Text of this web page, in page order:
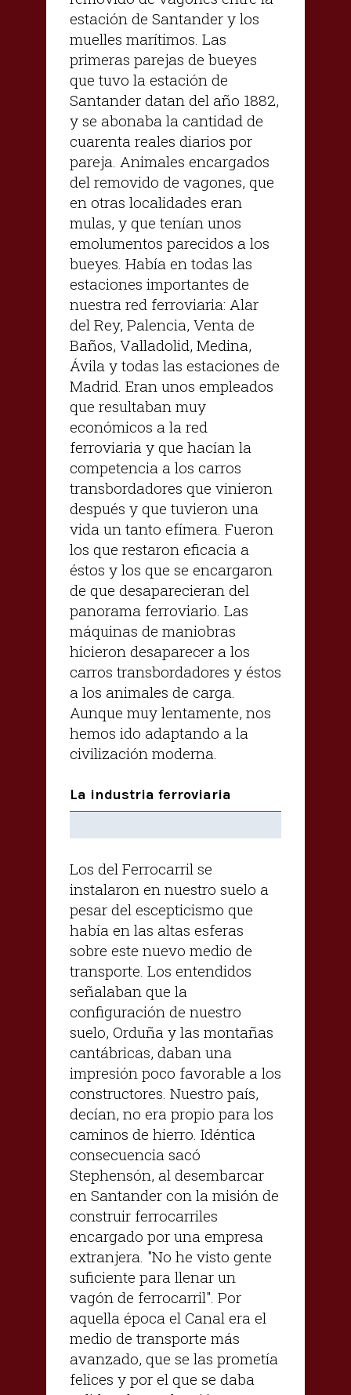
estación de Santander y los
muelles marítimos. Las
primeras parejas de bueyes
que tuvo la estación de
Santander datan del año 1882,
y se abonaba la cantidad de
cuarenta reales diarios por
pareja. Animales encargados
del removido de vagones, que
en otras localidades eran
mulas, y que tenían unos
emolumentos parecidos a los
bueyes. Había en todas las
estaciones importantes de
nuestra red ferroviaria: Alar
del Rey, Palencia, Venta de
Baños, Valladolid, Medina,
Ávila y todas las estaciones de
Madrid. Eran unos empleados
que resultaban muy
económicos a la red
ferroviaria y que hacían la
competencia a los carros
transbordadores que vinieron
después y que tuvieron una
vida un tanto efímera. Fueron
los que restaron eficacia a
éstos y los que se encargaron
de que desaparecieran del
panorama ferroviario. Las
máquinas de maniobras
hicieron desaparecer a los
carros transbordadores y éstos
a los animales de carga.
Aunque muy lentamente, nos
hemos ido adaptando a la
civilización moderna.
La industria ferroviaria
Los del Ferrocarril se
instalaron en nuestro suelo a
pesar del escepticismo que
había en las altas esferas
sobre este nuevo medio de
transporte. Los entendidos
señalaban que la
configuración de nuestro
suelo, Orduña y las montañas
cantábricas, daban una
impresión poco favorable a los
constructores. Nuestro país,
decían, no era propio para los
caminos de hierro. Idéntica
consecuencia sacó
Stephensón, al desembarcar
en Santander con la misión de
construir ferrocarriles
encargado por una empresa
extranjera. "No he visto gente
suficiente para llenar un
vagón de ferrocarril". Por
aquella época el Canal era el
medio de transporte más
avanzado, que se las prometía
felices y por el que se daba